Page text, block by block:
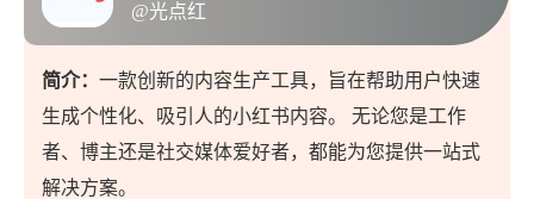
@光点红
简介： 一款创新的内容生产工具，旨在帮助用户快速
生成个性化、吸引人的小红书内容。 无论您是工作
者、博主还是社交媒体爱好者，都能为您提供一站式
解决方案。